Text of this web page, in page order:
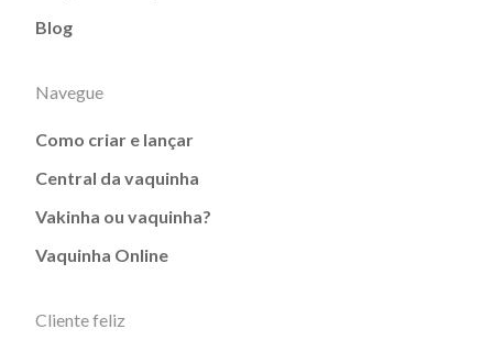
Blog
Navegue
Como criar e lançar
Central da vaquinha
Vakinha ou vaquinha?
Vaquinha Online
Cliente feliz